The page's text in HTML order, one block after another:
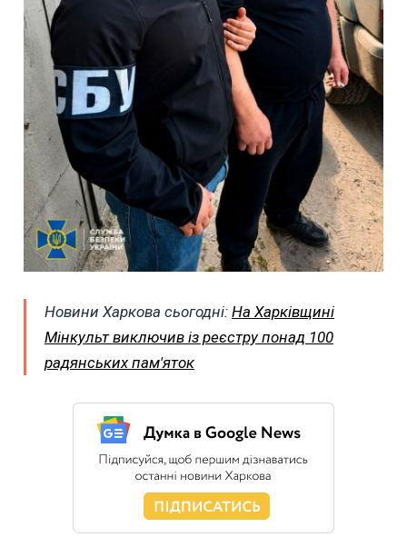
Новини Харкова сьогодні: На Харківщині
Мінкульт виключив із реєстру понад 100
радянських пам'яток